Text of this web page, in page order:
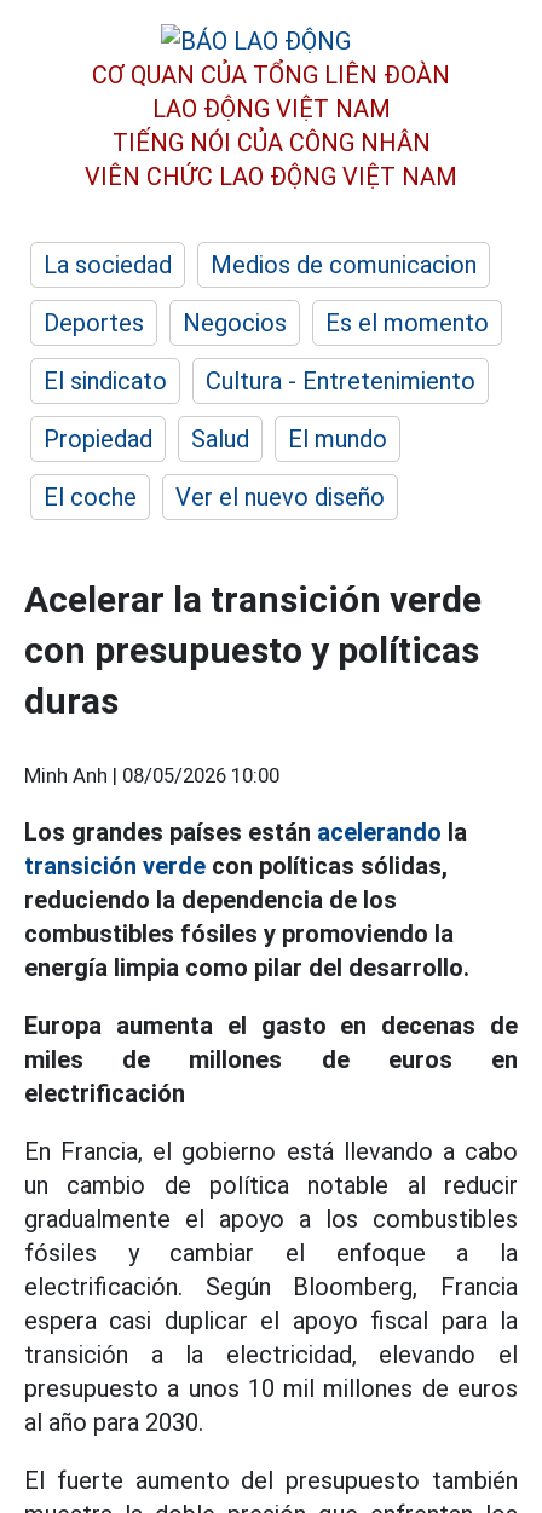
CƠ QUAN CỦA TỔNG LIÊN ĐOÀN
LAO ĐỘNG VIỆT NAM
TIẾNG NÓI CỦA CÔNG NHÂN
VIÊN CHỨC LAO ĐỘNG VIỆT NAM
La sociedad
Medios de comunicacion
Deportes
Negocios
Es el momento
El sindicato
Cultura - Entretenimiento
Propiedad
Salud
El mundo
El coche
Ver el nuevo diseño
Acelerar la transición verde
con presupuesto y políticas
duras
Minh Anh | 08/05/2026 10:00
Los grandes países están acelerando la
transición verde con políticas sólidas,
reduciendo la dependencia de los
combustibles fósiles y promoviendo la
energía limpia como pilar del desarrollo.
Europa aumenta el gasto en decenas de
miles de millones de euros en
electrificación
En Francia, el gobierno está llevando a cabo
un cambio de política notable al reducir
gradualmente el apoyo a los combustibles
fósiles y cambiar el enfoque a la
electrificación. Según Bloomberg, Francia
espera casi duplicar el apoyo fiscal para la
transición a la electricidad, elevando el
presupuesto a unos 10 mil millones de euros
al año para 2030.
El fuerte aumento del presupuesto también